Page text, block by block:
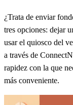
¿Trata de enviar
tres opciones: dejar
usar el quiosco del
a través de
rapidez con la que
más conveniente.